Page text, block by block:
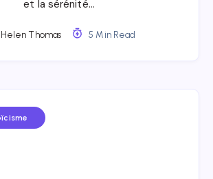
et la sérénité…
Helen Thomas 5 Min Read